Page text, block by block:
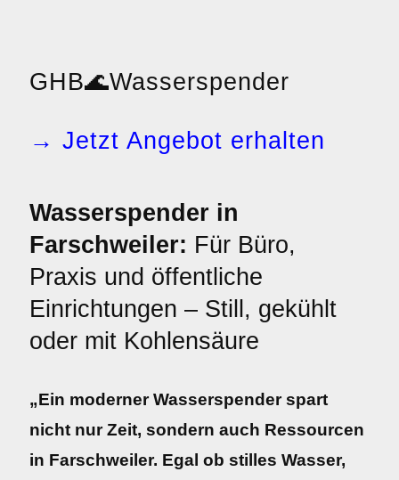
GHB🌊Wasserspender
→ Jetzt Angebot erhalten
Wasserspender in
Farschweiler: Für Büro,
Praxis und öffentliche
Einrichtungen – Still, gekühlt
oder mit Kohlensäure
„Ein moderner Wasserspender spart
nicht nur Zeit, sondern auch Ressourcen
in Farschweiler. Egal ob stilles Wasser,